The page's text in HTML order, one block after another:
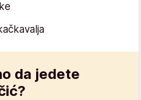
da jedete